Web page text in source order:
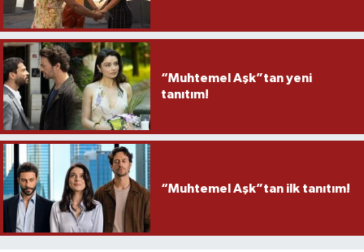
“Muhtemel Aşk”tan yeni
tanıtım!
“Muhtemel Aşk”tan ilk tanıtım!